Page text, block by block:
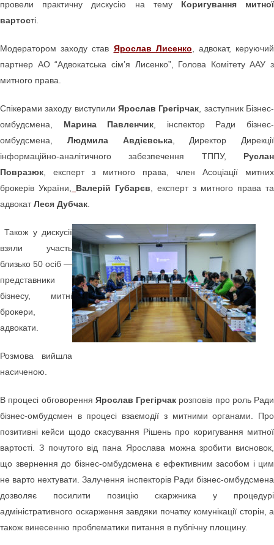
провели практичну дискусію на тему Коригування митної
вартості.
Модератором заходу став Ярослав Лисенко , адвокат, керуючий
партнер АО “Адвокатська сім’я Лисенко”, Голова Комітету ААУ з
митного права.
Спікерами заходу виступили Ярослав Грегірчак , заступник Бізнес-
омбудсмена, Марина Павленчик , інспектор Ради бізнес-
омбудсмена, Людмила Авдієвська, Директор Дирекції
інформаційно-аналітичного забезпечення ТППУ, Руслан
Повразюк , експерт з митного права, член Асоціації митних
брокерів України,
Валерій Губарєв , експерт з митного права та
адвокатЛеся Дубчак
Також у дискусії
взяли участь
близько 50 осіб —
представники
бізнесу, митні
брокери,
адвокати.
Розмова вийшла
насиченою.
В процесі обговорення Ярослав Грегірчак розповів про роль Ради
бізнес-омбудсмен в процесі взаємодії з митними органами. Про
позитивні кейси щодо скасування Рішень про коригування митної
вартості. З почутого від пана Ярослава можна зробити висновок,
що звернення до бізнес-омбудсмена є ефективним засобом і цим
не варто нехтувати. Залучення інспекторів Ради бізнес-омбудсмена
дозволяє посилити позицію скаржника у процедурі
адміністративного оскарження завдяки початку комунікації сторін, а
також винесенню проблематики питання в публічну площину.